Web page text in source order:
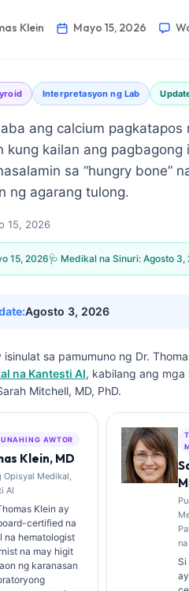
Klein Mayo 15, 2026
Interpretasyon ng Lab
ang calcium
kung kailan ang
sa “hungry bone”
ng agarang tulong.
15, 2026
15, 2026🩺 Medikal na Sinuri: Agosto 3,
Agosto 3, 2026
sa pamumuno ng Dr.
na Kantesti AI, kabilang ang mga
Mitchell, MD, PhD.
AWTOR
Klein, MD
Opisyal Medikal,
AI
Klein ay
certified na
na hematologist
na may higit
ng karanasan
Si